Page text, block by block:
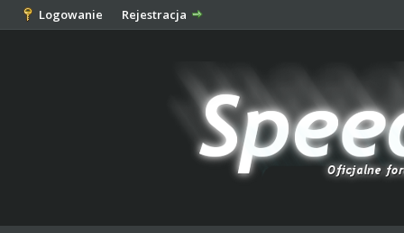
Logowanie Rejestracja